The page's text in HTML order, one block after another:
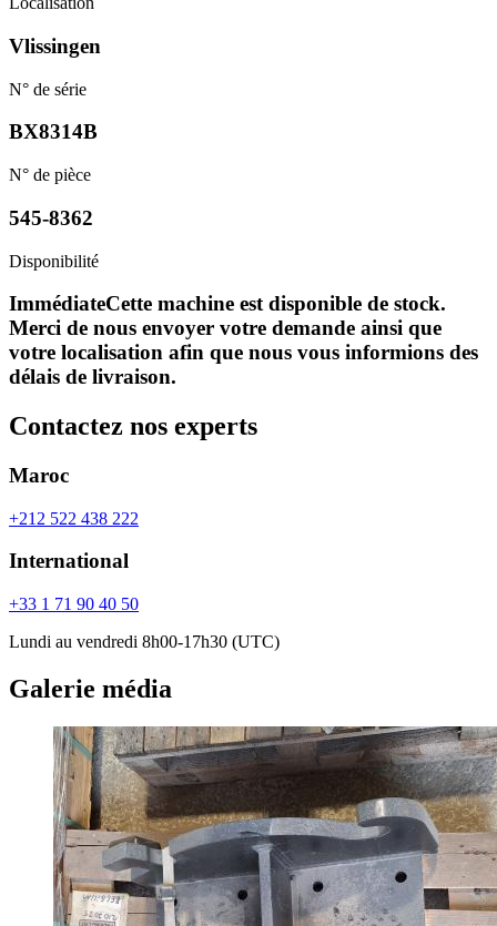
Vlissingen
N° de série
BX8314B
N° de pièce
545-8362
Disponibilité
ImmédiateCette machine est disponible de stock.
Merci de nous envoyer votre demande ainsi que
votre localisation afin que nous vous informions des
délais de livraison.
Contactez nos experts
Maroc
+212 522 438 222
International
+33 1 71 90 40 50
Lundi au vendredi 8h00-17h30 (UTC)
Galerie média